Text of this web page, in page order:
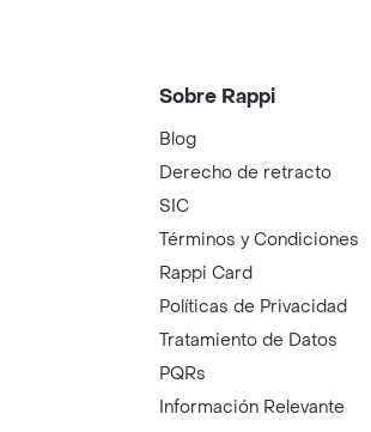
Sobre Rappi
Blog
Derecho de retracto
SIC
Términos y Condiciones
Rappi Card
Políticas de Privacidad
Tratamiento de Datos
PQRs
Información Relevante